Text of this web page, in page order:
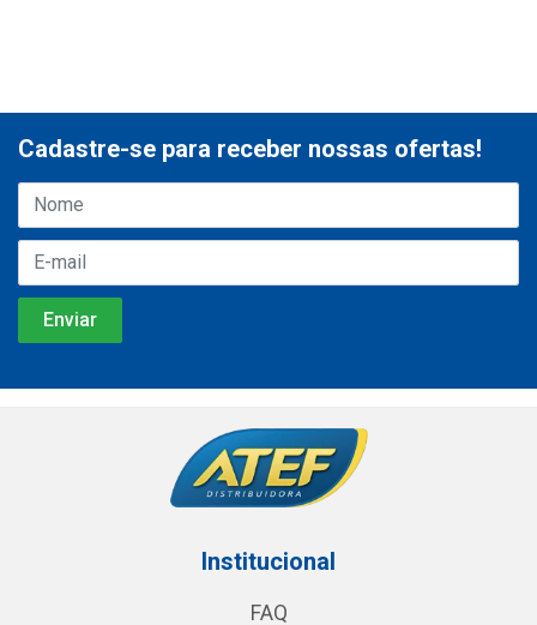
Cadastre-se para receber nossas ofertas!
Institucional
FAQ